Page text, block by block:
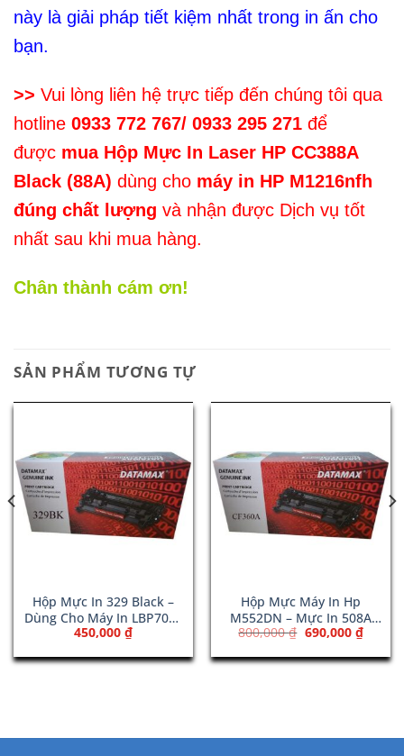
này là giải pháp tiết kiệm nhất trong in ấn cho
bạn.
>> Vui lòng liên hệ trực tiếp đến chúng tôi qua
hotline 0933 772 767/ 0933 295 271 để
được mua Hộp Mực In Laser HP CC388A
Black (88A) dùng cho máy in HP M1216nfh
đúng chất lượng và nhận được Dịch vụ tốt
nhất sau khi mua hàng.
Chân thành cám ơn!
SẢN PHẨM TƯƠNG TỰ
Hộp Mực In 329 Black –
Dùng Cho Máy In LBP7010
/ LBP7018
450,000 ₫
Hộp Mực Máy In Hp
M552DN – Mực In 508A
Black (CF360A)
800,000₫ Giá
là:
800,000 ₫.
690,000 ₫Giá
hiện
tại
là: